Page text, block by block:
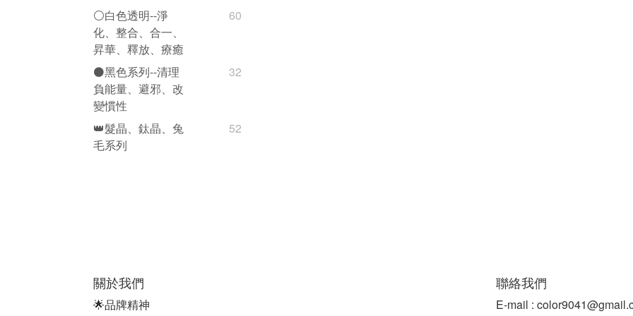
⚪️白色透明--淨
化、整合、合一、
昇華、釋放、療癒
60
⚫️黑色系列--清理
負能量、避邪、改
變慣性
32
👑髮晶、鈦晶、兔
毛系列
52
關於我們
🌟品牌精神
聯絡我們
E-mail :